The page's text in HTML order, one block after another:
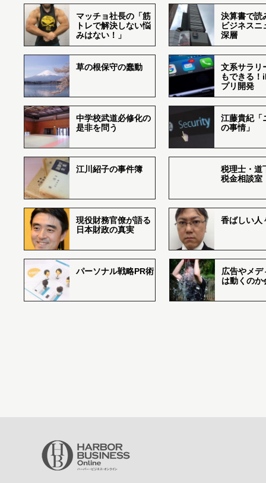
マッチョ社長の「筋
トレで解決しない悩
みはない！」
決算書で読
ビジネスニ
深層
草の根保守の蠢動
文系サラリ
もできる
プリ開発
中学校武道必修化の
是非を問う
江藤貴紀「
の事情」
江川紹子の事件簿
税理士・道
税金相談室
現役財務官僚が語る
日本財政の真実
香ばしい
パーソナル戦略PR術
広告やメデ
は動くのか